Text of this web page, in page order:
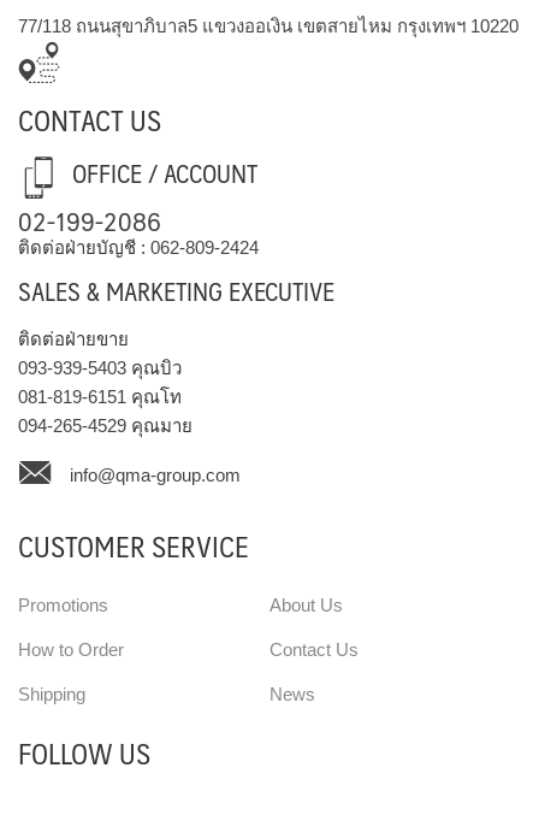
77/118 ถนนสุขาภิบาล5 แขวงออเงิน เขตสายไหม กรุงเทพฯ 10220
CONTACT US
OFFICE / ACCOUNT
02-199-2086
ติดต่อฝ่ายบัญชี : 062-809-2424
SALES & MARKETING EXECUTIVE
ติดต่อฝ่ายขาย
093-939-5403 คุณบิว
081-819-6151 คุณโท
094-265-4529 คุณมาย
info@qma-group.com
CUSTOMER SERVICE
Promotions
How to Order
Shipping
About Us
Contact Us
News
FOLLOW US